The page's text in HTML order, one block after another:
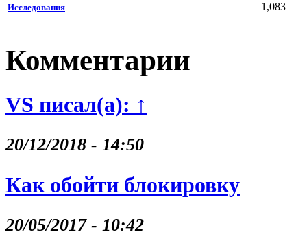
Исследования 1,083
Комментарии
VS писал(а): ↑
20/12/2018 - 14:50
Как обойти блокировку
20/05/2017 - 10:42